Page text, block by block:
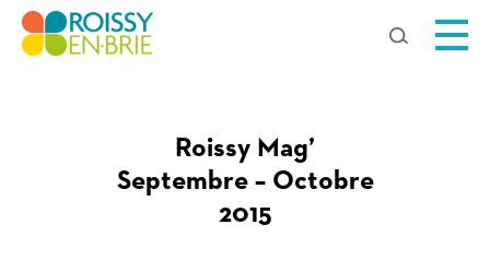
Chercher
Roissy Mag’
Septembre – Octobre
2015